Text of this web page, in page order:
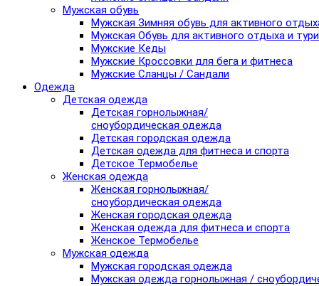
Мужская обувь
Мужская Зимняя обувь для активного
Мужская Обувь для активного отдыха и
Мужские Кеды
Мужские Кроссовки для бега и фитнеса
Мужские Сланцы / Сандали
Одежда
Детская одежда
Детская горнолыжная/
сноубордическая одежда
Детская городская одежда
Детская одежда для фитнеса и спорта
Детское Термобелье
Женская одежда
Женская горнолыжная/
сноубордическая одежда
Женская городская одежда
Женская одежда для фитнеса и спорта
Женское Термобелье
Мужская одежда
Мужская городская одежда
Мужская одежда горнолыжная /